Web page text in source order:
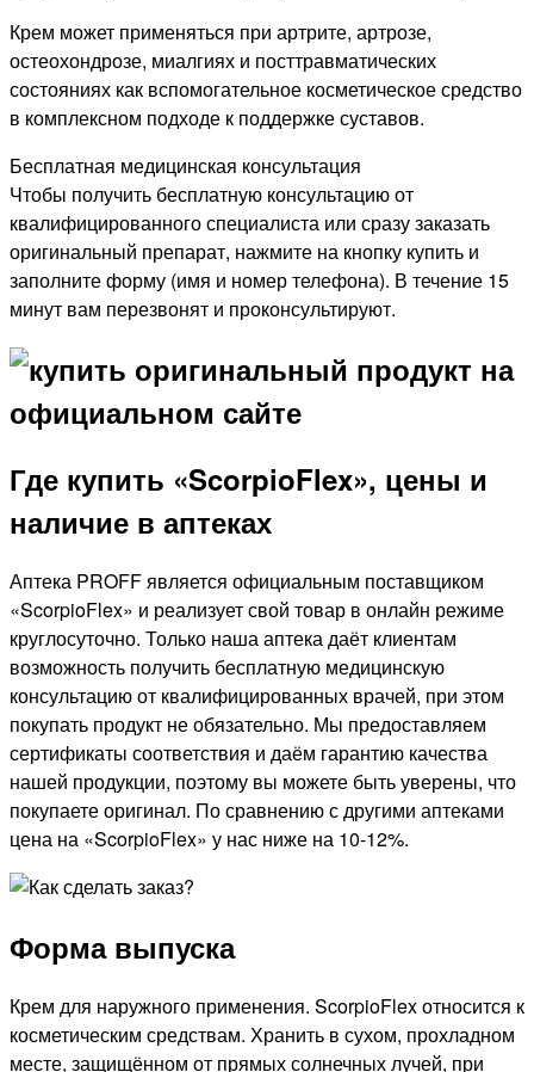
Крем может применяться при артрите, артрозе,
остеохондрозе, миалгиях и посттравматических
состояниях как вспомогательное косметическое средство
в комплексном подходе к поддержке суставов.
Бесплатная медицинская консультация
Чтобы получить бесплатную консультацию от
квалифицированного специалиста или сразу заказать
оригинальный препарат, нажмите на кнопку купить и
заполните форму (имя и номер телефона). В течение 15
минут вам перезвонят и проконсультируют.
Где купить «ScorpioFlex», цены и
наличие в аптеках
Аптека PROFF является официальным поставщиком
«ScorpioFlex» и реализует свой товар в онлайн режиме
круглосуточно. Только наша аптека даёт клиентам
возможность получить бесплатную медицинскую
консультацию от квалифицированных врачей, при этом
покупать продукт не обязательно. Мы предоставляем
сертификаты соответствия и даём гарантию качества
нашей продукции, поэтому вы можете быть уверены, что
покупаете оригинал. По сравнению с другими аптеками
цена на «ScorpioFlex» у нас ниже на 10-12%.
Форма выпуска
Крем для наружного применения. ScorpioFlex относится к
косметическим средствам. Хранить в сухом, прохладном
месте, защищённом от прямых солнечных лучей, при